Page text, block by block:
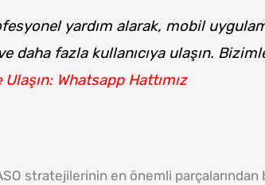
yardım alarak, mobil
ve daha fazla kullanıcıya ulaşın.
Ulaşın: Whatsapp Hattımız
stratejilerinin en önemli